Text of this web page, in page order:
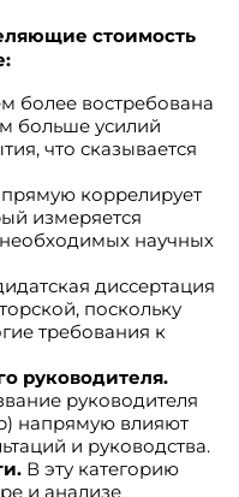
стоимость
более востребована
больше усилий
что сказывается
коррелирует
измеряется
научных
диссертация
поскольку
требования к
руководителя.
руководителя
напрямую влияют
и руководства.
В эту категорию
и анализе